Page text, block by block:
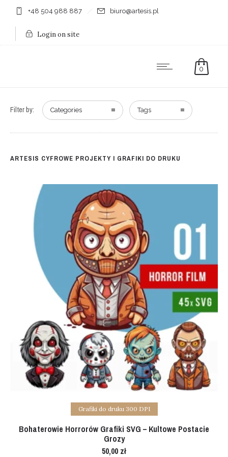
+48 504 988 887 biuro@artesis.pl
Login on site
0
Filter by: Categories Tags
ARTESIS CYFROWE PROJEKTY I GRAFIKI DO DRUKU
Add to cart
Grafiki do druku 300 DPI
Bohaterowie Horrorów Grafiki SVG – Kultowe Postacie
Grozy
50,00 zł